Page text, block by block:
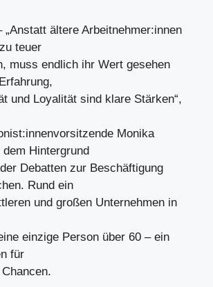
„Anstatt ältere Arbeitnehmer:innen
teuer
muss endlich ihr Wert gesehen
und Loyalität sind klare Stärken“,
Monika
Hintergrund
Debatten zur Beschäftigung
Rund ein
und großen Unternehmen in
einzige Person über 60 – ein
für